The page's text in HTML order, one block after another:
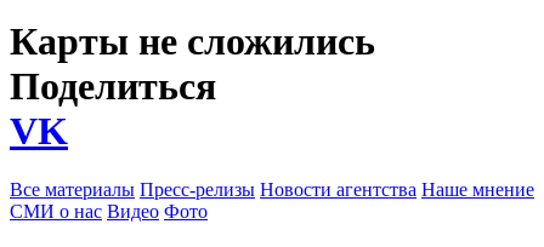
Карты не сложились
Поделиться
VK
Все материалы Пресс-релизы Новости агентства Наше мнение
СМИ о нас Видео Фото